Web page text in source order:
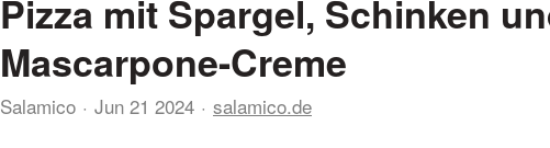
Pizza mit Spargel, Schinken
Mascarpone-Creme
Salamico Jun 21 2024 salamico.de